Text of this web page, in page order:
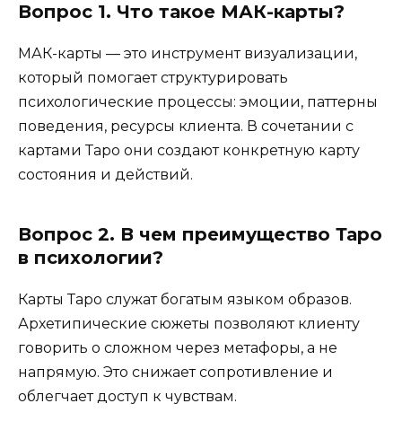
Вопрос 1. Что такое МАК-карты?
МАК-карты — это инструмент визуализации,
который помогает структурировать
психологические процессы: эмоции, паттерны
поведения, ресурсы клиента. В сочетании с
картами Таро они создают конкретную карту
состояния и действий.
Вопрос 2. В чем преимущество Таро
в психологии?
Карты Таро служат богатым языком образов.
Архетипические сюжеты позволяют клиенту
говорить о сложном через метафоры, а не
напрямую. Это снижает сопротивление и
облегчает доступ к чувствам.